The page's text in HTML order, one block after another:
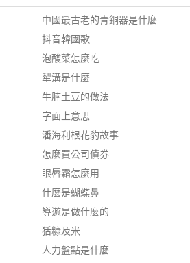
中國最古老的青銅器是什麼
抖音韓國歌
泡酸菜怎麼吃
犁溝是什麼
牛腩土豆的做法
字面上意思
潘海利根花豹故事
怎麼買公司債券
眼唇霜怎麼用
什麼是蝴蝶鼻
導遊是做什麼的
狧糠及米
人力盤點是什麼